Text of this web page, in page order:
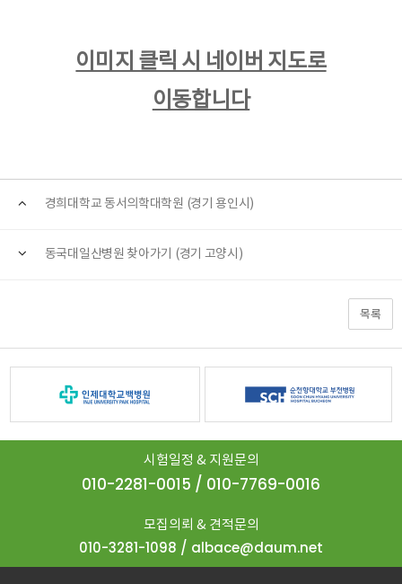
​이미지 클릭 시 네이버 지도로
이동합니다
경희대학교 동서의학대학원 (경기 용인시)
동국대일산병원 찾아가기 (경기 고양시)
목록
시험일정 & 지원문의
010-2281-0015 / 010-7769-0016
모집의뢰 & 견적문의
010-3281-1098 / albace@daum.net